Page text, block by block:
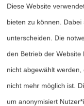
Bestellen
Fördern
Jubiläum 40 Jahre
Diese Website
bieten zu können.
unterscheiden. Die
den Betrieb der
nicht abgewählt
nicht mehr möglich ist.
um anonymisiert